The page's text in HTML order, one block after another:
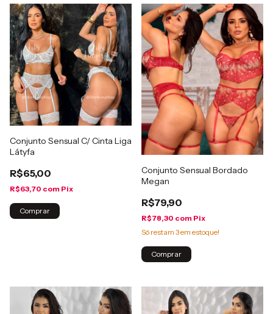
Conjunto Sensual C/ Cinta Liga
Látyfa
R$65,00
R$63,70 com Pix
Comprar
Conjunto Sensual Bordado
Megan
R$79,90
R$78,30 com Pix
Só restam 3em estoque!
Comprar